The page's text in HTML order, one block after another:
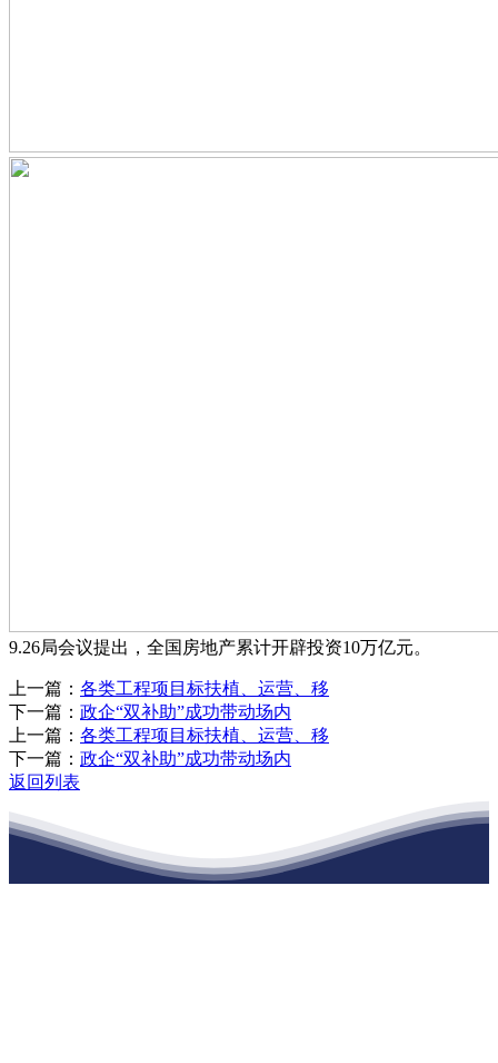
9.26局会议提出，全国房地产累计开辟投资10万亿元。
上一篇： 各类工程项目标扶植、运营、移
下一篇： 政企“双补助”成功带动场内
上一篇： 各类工程项目标扶植、运营、移
下一篇： 政企“双补助”成功带动场内
返回列表